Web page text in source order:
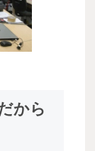
から